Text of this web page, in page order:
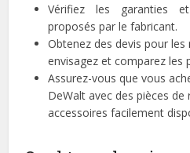
Vérifiez les garanties
proposés par le fabricant.
Obtenez des devis pour
envisagez et comparez les
Assurez-vous que vous
DeWalt avec des pièces de
accessoires facilement